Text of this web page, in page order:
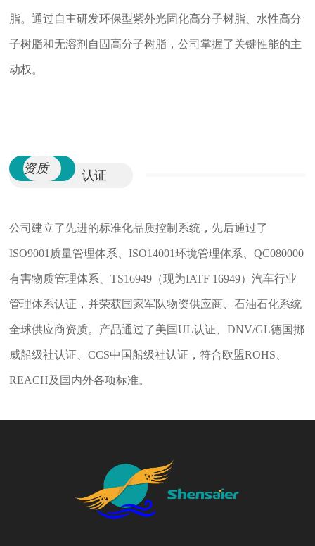
脂。通过自主研发环保型紫外光固化高分子树脂、水性高分
子树脂和无溶剂自固高分子树脂，公司掌握了关键性能的主
动权。
资质 认证
公司建立了先进的标准化品质控制系统，先后通过了
ISO9001质量管理体系、ISO14001环境管理体系、QC080000
有害物质管理体系、TS16949（现为IATF 16949）汽车行业
管理体系认证，并荣获国家军队物资供应商、石油石化系统
全球供应商资质。产品通过了美国UL认证、DNV/GL德国挪
威船级社认证、CCS中国船级社认证，符合欧盟ROHS、
REACH及国内外各项标准。